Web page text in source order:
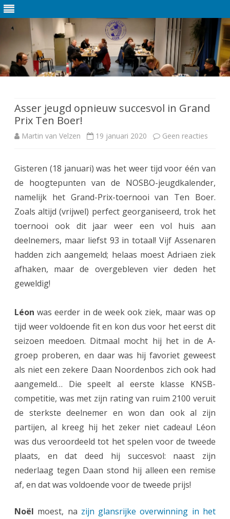
de
inhoud
Asser jeugd opnieuw succesvol in Grand
Prix Ten Boer!
Martin van Velzen 19 januari 2020 Geen reacties
A
s
e
r
g
o
p
n
e
u
w
c
Gisteren (18 januari) was het weer tijd voor één van
de hoogtepunten van de NOSBO-jeugdkalender,
namelijk het Grand-Prix-toernooi van Ten Boer.
Zoals altijd (vrijwel) perfect georganiseerd, trok het
toernooi ook dit jaar weer een vol huis aan
deelnemers, maar liefst 93 in totaal! Vijf Assenaren
hadden zich aangemeld; helaas moest Adriaen ziek
afhaken, maar de overgebleven vier deden het
geweldig!
Léon was eerder in de week ook ziek, maar was op
tijd weer voldoende fit en kon dus voor het eerst dit
seizoen meedoen. Ditmaal mocht hij het in de A-
groep proberen, en daar was hij favoriet geweest
als niet een zekere Daan Noordenbos zich ook had
aangemeld… Die speelt al eerste klasse KNSB-
competitie, was met zijn rating van ruim 2100 veruit
de sterkste deelnemer en won dan ook al zijn
partijen, al kreeg hij het zeker niet cadeau! Léon
was dus veroordeeld tot het spelen voor de tweede
plaats, en dat deed hij succesvol: naast zijn
nederlaag tegen Daan stond hij alleen een remise
af, en dat was voldoende voor de tweede prijs!
Noël moest, na zijn glansrijke overwinning in het